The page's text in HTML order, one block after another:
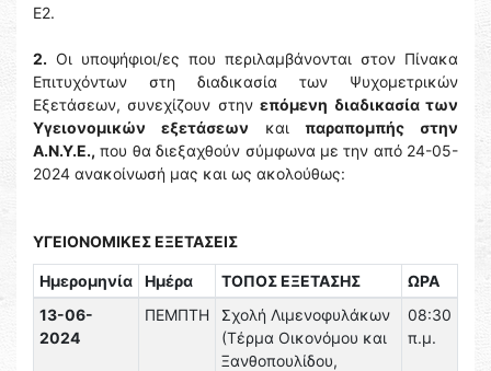
Ε2.
2. Οι υποψήφιοι/ες που περιλαμβάνονται στον Πίνακα
Επιτυχόντων στη διαδικασία των Ψυχομετρικών
Εξετάσεων, συνεχίζουν στηνεπόμενη διαδικασία των
Υγειονομικών εξετάσεων και παραπομπής στην
Α.Ν.Υ.Ε., που θα διεξαχθούν σύμφωνα με την από 24-05-
2024 ανακοίνωσή μας και ως ακολούθως:
ΥΓΕΙΟΝΟΜΙΚΕΣ ΕΞΕΤΑΣΕΙΣ
Ημερομηνία Ημέρα ΤΟΠΟΣ ΕΞΕΤΑΣΗΣ
ΩΡΑ
13-06-
2024
ΠΕΜΠΤΗ
Σχολή Λιμενοφυλάκων
(Τέρμα Οικονόμου και
Ξανθοπουλίδου,
08:30
π.μ.